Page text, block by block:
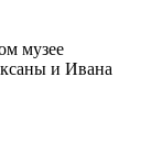
музее
и Ивана